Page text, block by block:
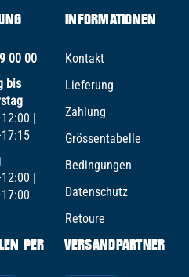
00 00
bis
|
|
INFORMATIONEN
Kontakt
Lieferung
Zahlung
Grössentabelle
Bedingungen
Datenschutz
Retoure
PER VERSANDPARTNER